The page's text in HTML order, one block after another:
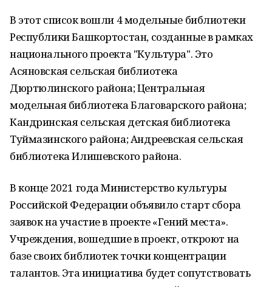
В этот список вошли 4 модельные библиотеки
Республики Башкортостан, созданные в рамках
национального проекта "Культура". Это
Асяновская сельская библиотека
Дюртюлинского района; Центральная
модельная библиотека Благоварского района;
Кандринская сельская детская библиотека
Туймазинского района; Андреевская сельская
библиотека Илишевского района.
В конце 2021 года Министерство культуры
Российской Федерации объявило старт сбора
заявок на участие в проекте «Гений места».
Учреждения, вошедшие в проект, откроют на
базе своих библиотек точки концентрации
талантов. Эта инициатива будет сопутствовать